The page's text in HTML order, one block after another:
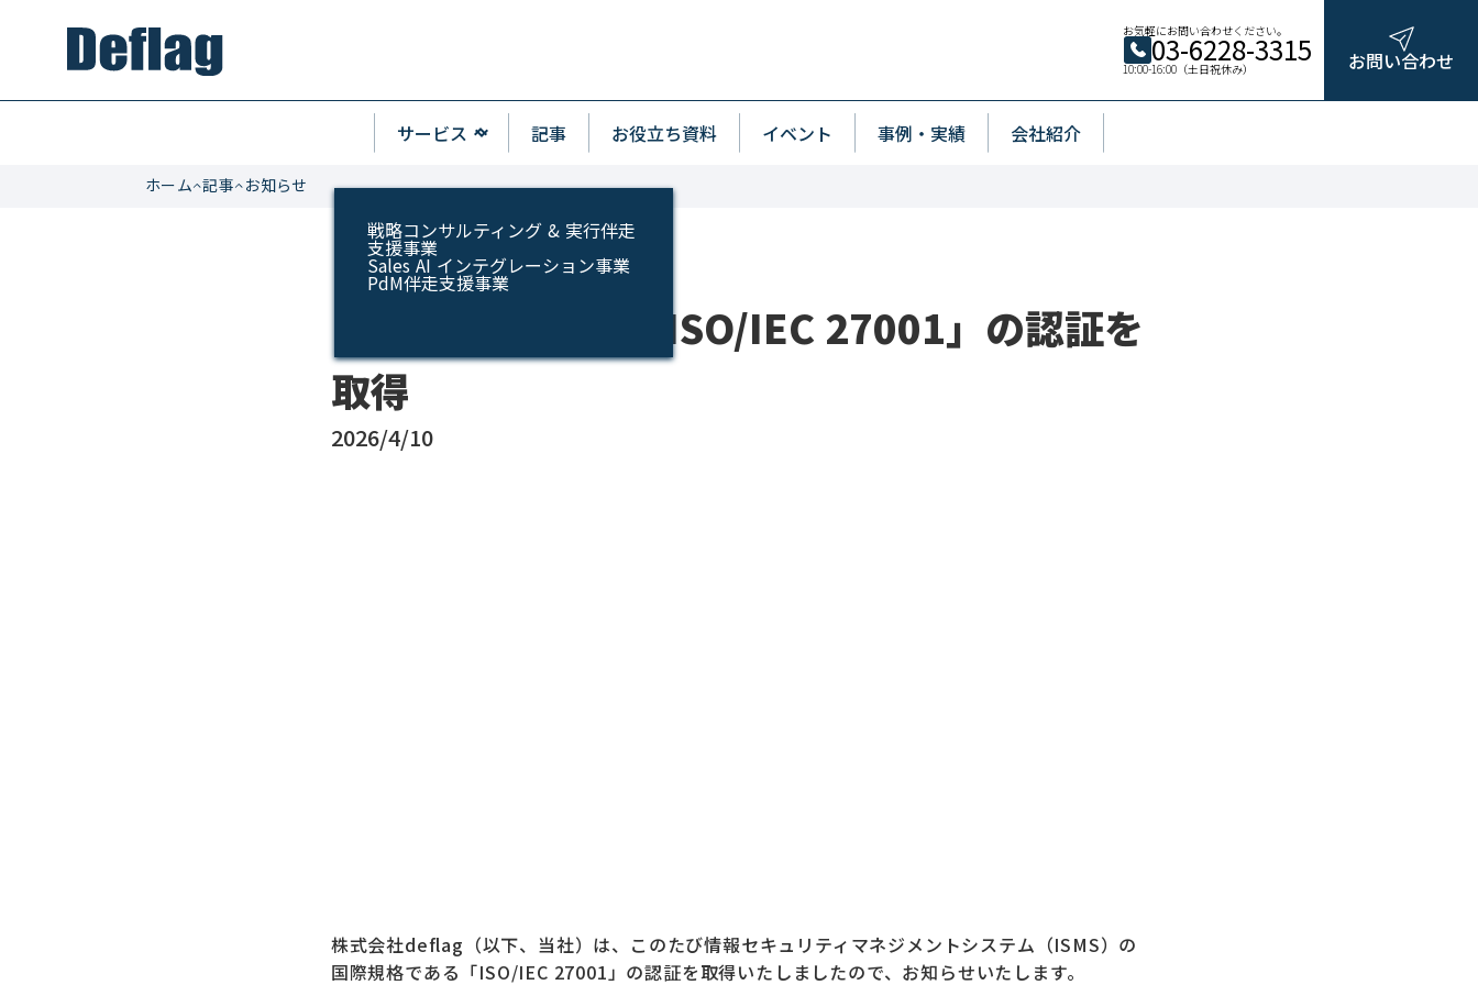
お気軽にお問い合わせください。
03-6228-3315
10:00-16:00（土日祝休み） お問い合わせ
サービス keyboard_arrow_down
keyboard_arrow_up
戦略コンサルティング & 実行伴走
支援事業
Sales AI インテグレーション事業
PdM伴走支援事業
記事 お役立ち資料 イベント 事例・実績 会社紹介
ホーム 記事 お知らせ
ISMSの国際規格「ISO/IEC 27001」の認証を
取得
2026/4/10
株式会社deflag（以下、当社）は、このたび情報セキュリティマネジメントシステム（ISMS）の
国際規格である「ISO/IEC 27001」の認証を取得いたしましたので、お知らせいたします。